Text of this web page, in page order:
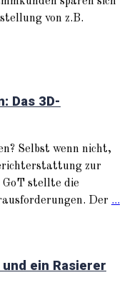
von z.B.
Das 3D-
Selbst wenn nicht,
zur
stellte die
Der ...
ein Rasierer